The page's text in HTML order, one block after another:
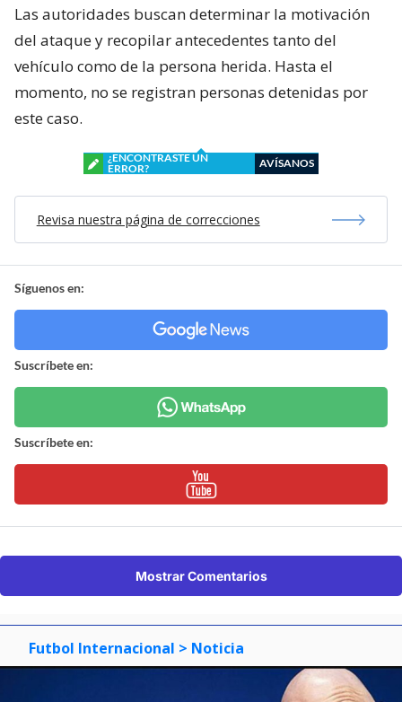
Las autoridades buscan determinar la motivación
del ataque y recopilar antecedentes tanto del
vehículo como de la persona herida. Hasta el
momento, no se registran personas detenidas por
este caso.
¿ENCONTRASTE UN
ERROR?
AVÍSANOS
Revisa nuestra página de correcciones
Síguenos en:
Suscríbete en:
Suscríbete en:
Mostrar Comentarios
Futbol Internacional > Noticia